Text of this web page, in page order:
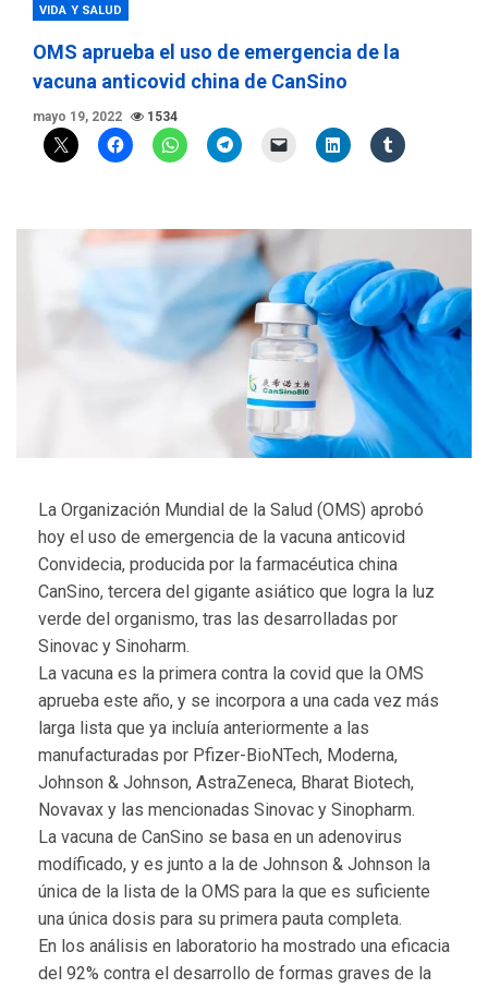
VIDA Y SALUD
OMS aprueba el uso de emergencia de la
vacuna anticovid china de CanSino
mayo 19, 2022 1534
La Organización Mundial de la Salud (OMS) aprobó
hoy el uso de emergencia de la vacuna anticovid
Convidecia, producida por la farmacéutica china
CanSino, tercera del gigante asiático que logra la luz
verde del organismo, tras las desarrolladas por
Sinovac y Sinoharm.
La vacuna es la primera contra la covid que la OMS
aprueba este año, y se incorpora a una cada vez más
larga lista que ya incluía anteriormente a las
manufacturadas por Pfizer-BioNTech, Moderna,
Johnson & Johnson, AstraZeneca, Bharat Biotech,
Novavax y las mencionadas Sinovac y Sinopharm.
La vacuna de CanSino se basa en un adenovirus
modíficado, y es junto a la de Johnson & Johnson la
única de la lista de la OMS para la que es suficiente
una única dosis para su primera pauta completa.
En los análisis en laboratorio ha mostrado una eficacia
del 92% contra el desarrollo de formas graves de la